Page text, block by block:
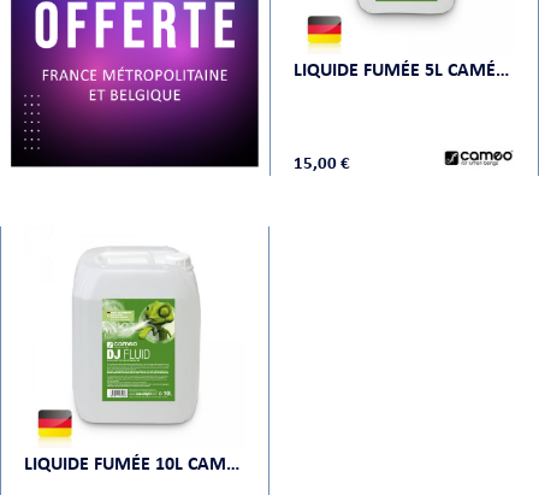
LIQUIDE FUMÉE 5L CAMÉO DJ FLUID 5L
15,00 €
LIQUIDE FUMÉE 10L CAMÉO DJ FLUID